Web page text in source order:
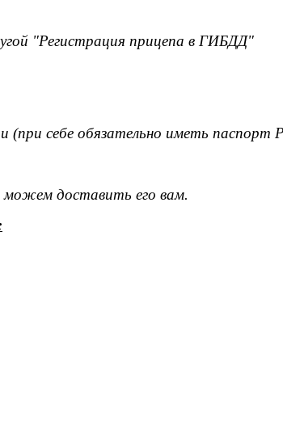
"Регистрация прицепа в ГИБДД"
(при себе обязательно иметь паспорт
можем доставить его вам.